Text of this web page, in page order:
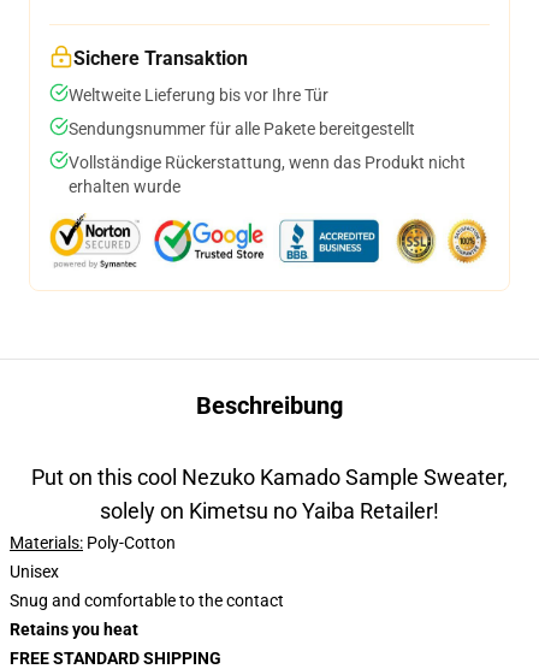
Sichere Transaktion
Weltweite Lieferung bis vor Ihre Tür
Sendungsnummer für alle Pakete bereitgestellt
Vollständige Rückerstattung, wenn das Produkt nicht
erhalten wurde
Beschreibung
Put on this cool Nezuko Kamado Sample Sweater,
solely on Kimetsu no Yaiba Retailer!
Materials: Poly-Cotton
Unisex
Snug and comfortable to the contact
Retains you heat
FREE STANDARD SHIPPING